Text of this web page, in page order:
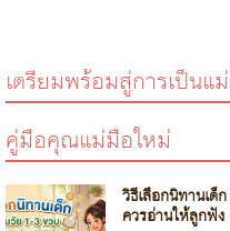
เตรียมพร้อมสู่การเป็นแม่
คู่มือคุณแม่มือใหม่
วิธีเลือกนิทานเ
ควรอ่านให้ลูกฟัง